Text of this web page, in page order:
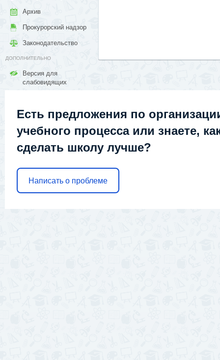
Архив
Прокурорский надзор
Законодательство
ДОПОЛНИТЕЛЬНО
Версия для
слабовидящих
Есть предложения по
учебного процесса или знаете,
сделать школу лучше?
Написать о проблеме